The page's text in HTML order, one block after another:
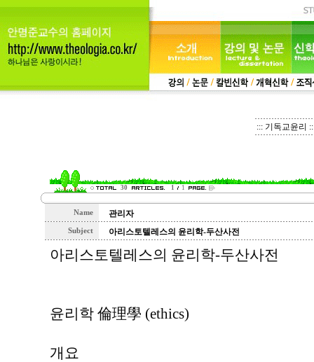
::: 기독교윤리
30 1 1
Name 관리자
Subject 아리스토텔레스의 윤리학-두산사전
아리스토텔레스의 윤리학-두산사전
윤리학 倫理學 (ethics)
개요